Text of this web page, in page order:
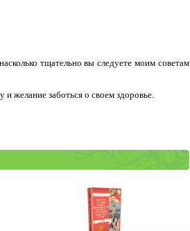
тщательно вы следуете моим советам
и желание заботься о своем здоровье.